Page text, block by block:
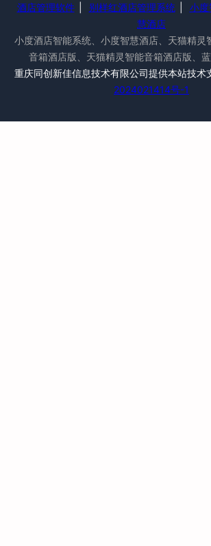
酒店管理软件
别样红酒店管理系统 小度
慧酒店
小度酒店智能系统、小度智慧酒店、天猫精灵
音箱酒店版、天猫精灵智能音箱酒店版、
重庆同创新佳信息技术有限公司提供本站技术
2024021414号-1